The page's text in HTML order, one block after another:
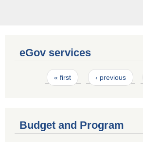
eGov services
Pages« first ‹ previous
Budget and Program